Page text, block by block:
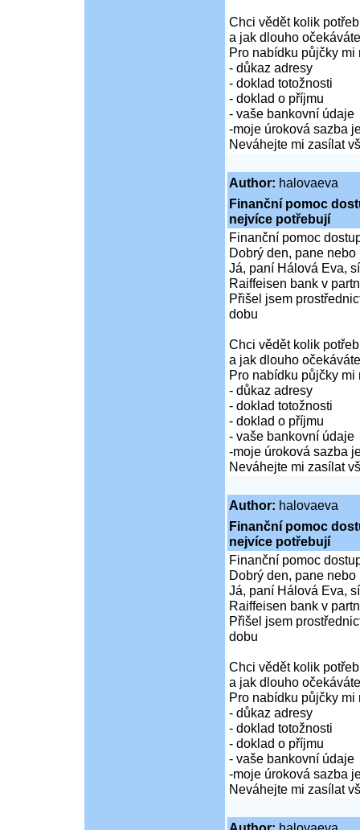
Chci vědět kolik
a jak dlouho
Pro nabídku půjčky mi
- důkaz adresy
- doklad totožnosti
- doklad o příjmu
- vaše bankovní údaje
-moje úroková sazba
Neváhejte mi zasílat
Author: halovaeva
Finanční pomoc
nejvíce potřebují
Finanční pomoc
Dobrý den, pane nebo
Já, paní Hálová Eva,
Raiffeisen bank v
Přišel jsem
dobu
Chci vědět kolik
a jak dlouho
Pro nabídku půjčky mi
- důkaz adresy
- doklad totožnosti
- doklad o příjmu
- vaše bankovní údaje
-moje úroková sazba
Neváhejte mi zasílat
Author: halovaeva
Finanční pomoc
nejvíce potřebují
Finanční pomoc
Dobrý den, pane nebo
Já, paní Hálová Eva,
Raiffeisen bank v
Přišel jsem
dobu
Chci vědět kolik
a jak dlouho
Pro nabídku půjčky mi
- důkaz adresy
- doklad totožnosti
- doklad o příjmu
- vaše bankovní údaje
-moje úroková sazba
Neváhejte mi zasílat